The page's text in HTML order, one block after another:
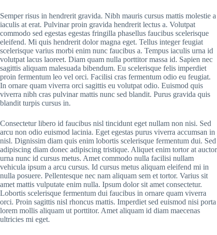
Semper risus in hendrerit gravida. Nibh mauris cursus mattis molestie a
iaculis at erat. Pulvinar proin gravida hendrerit lectus a. Volutpat
commodo sed egestas egestas fringilla phasellus faucibus scelerisque
eleifend. Mi quis hendrerit dolor magna eget. Tellus integer feugiat
scelerisque varius morbi enim nunc faucibus a. Tempus iaculis urna id
volutpat lacus laoreet. Diam quam nulla porttitor massa id. Sapien nec
sagittis aliquam malesuada bibendum. Eu scelerisque felis imperdiet
proin fermentum leo vel orci. Facilisi cras fermentum odio eu feugiat.
In ornare quam viverra orci sagittis eu volutpat odio. Euismod quis
viverra nibh cras pulvinar mattis nunc sed blandit. Purus gravida quis
blandit turpis cursus in.
Consectetur libero id faucibus nisl tincidunt eget nullam non nisi. Sed
arcu non odio euismod lacinia. Eget egestas purus viverra accumsan in
nisl. Dignissim diam quis enim lobortis scelerisque fermentum dui. Sed
adipiscing diam donec adipiscing tristique. Aliquet enim tortor at auctor
urna nunc id cursus metus. Amet commodo nulla facilisi nullam
vehicula ipsum a arcu cursus. Id cursus metus aliquam eleifend mi in
nulla posuere. Pellentesque nec nam aliquam sem et tortor. Varius sit
amet mattis vulputate enim nulla. Ipsum dolor sit amet consectetur.
Lobortis scelerisque fermentum dui faucibus in ornare quam viverra
orci. Proin sagittis nisl rhoncus mattis. Imperdiet sed euismod nisi porta
lorem mollis aliquam ut porttitor. Amet aliquam id diam maecenas
ultricies mi eget.